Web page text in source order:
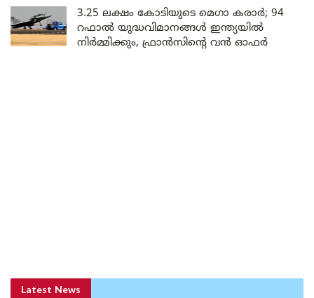
3.25 ലക്ഷം കോടിയുടെ മെഗാ കരാർ; 94
റഫാൽ യുദ്ധവിമാനങ്ങൾ ഇന്ത്യയിൽ
നിർമ്മിക്കും, ഫ്രാൻസിന്റെ വൻ ഓഫർ
Latest News